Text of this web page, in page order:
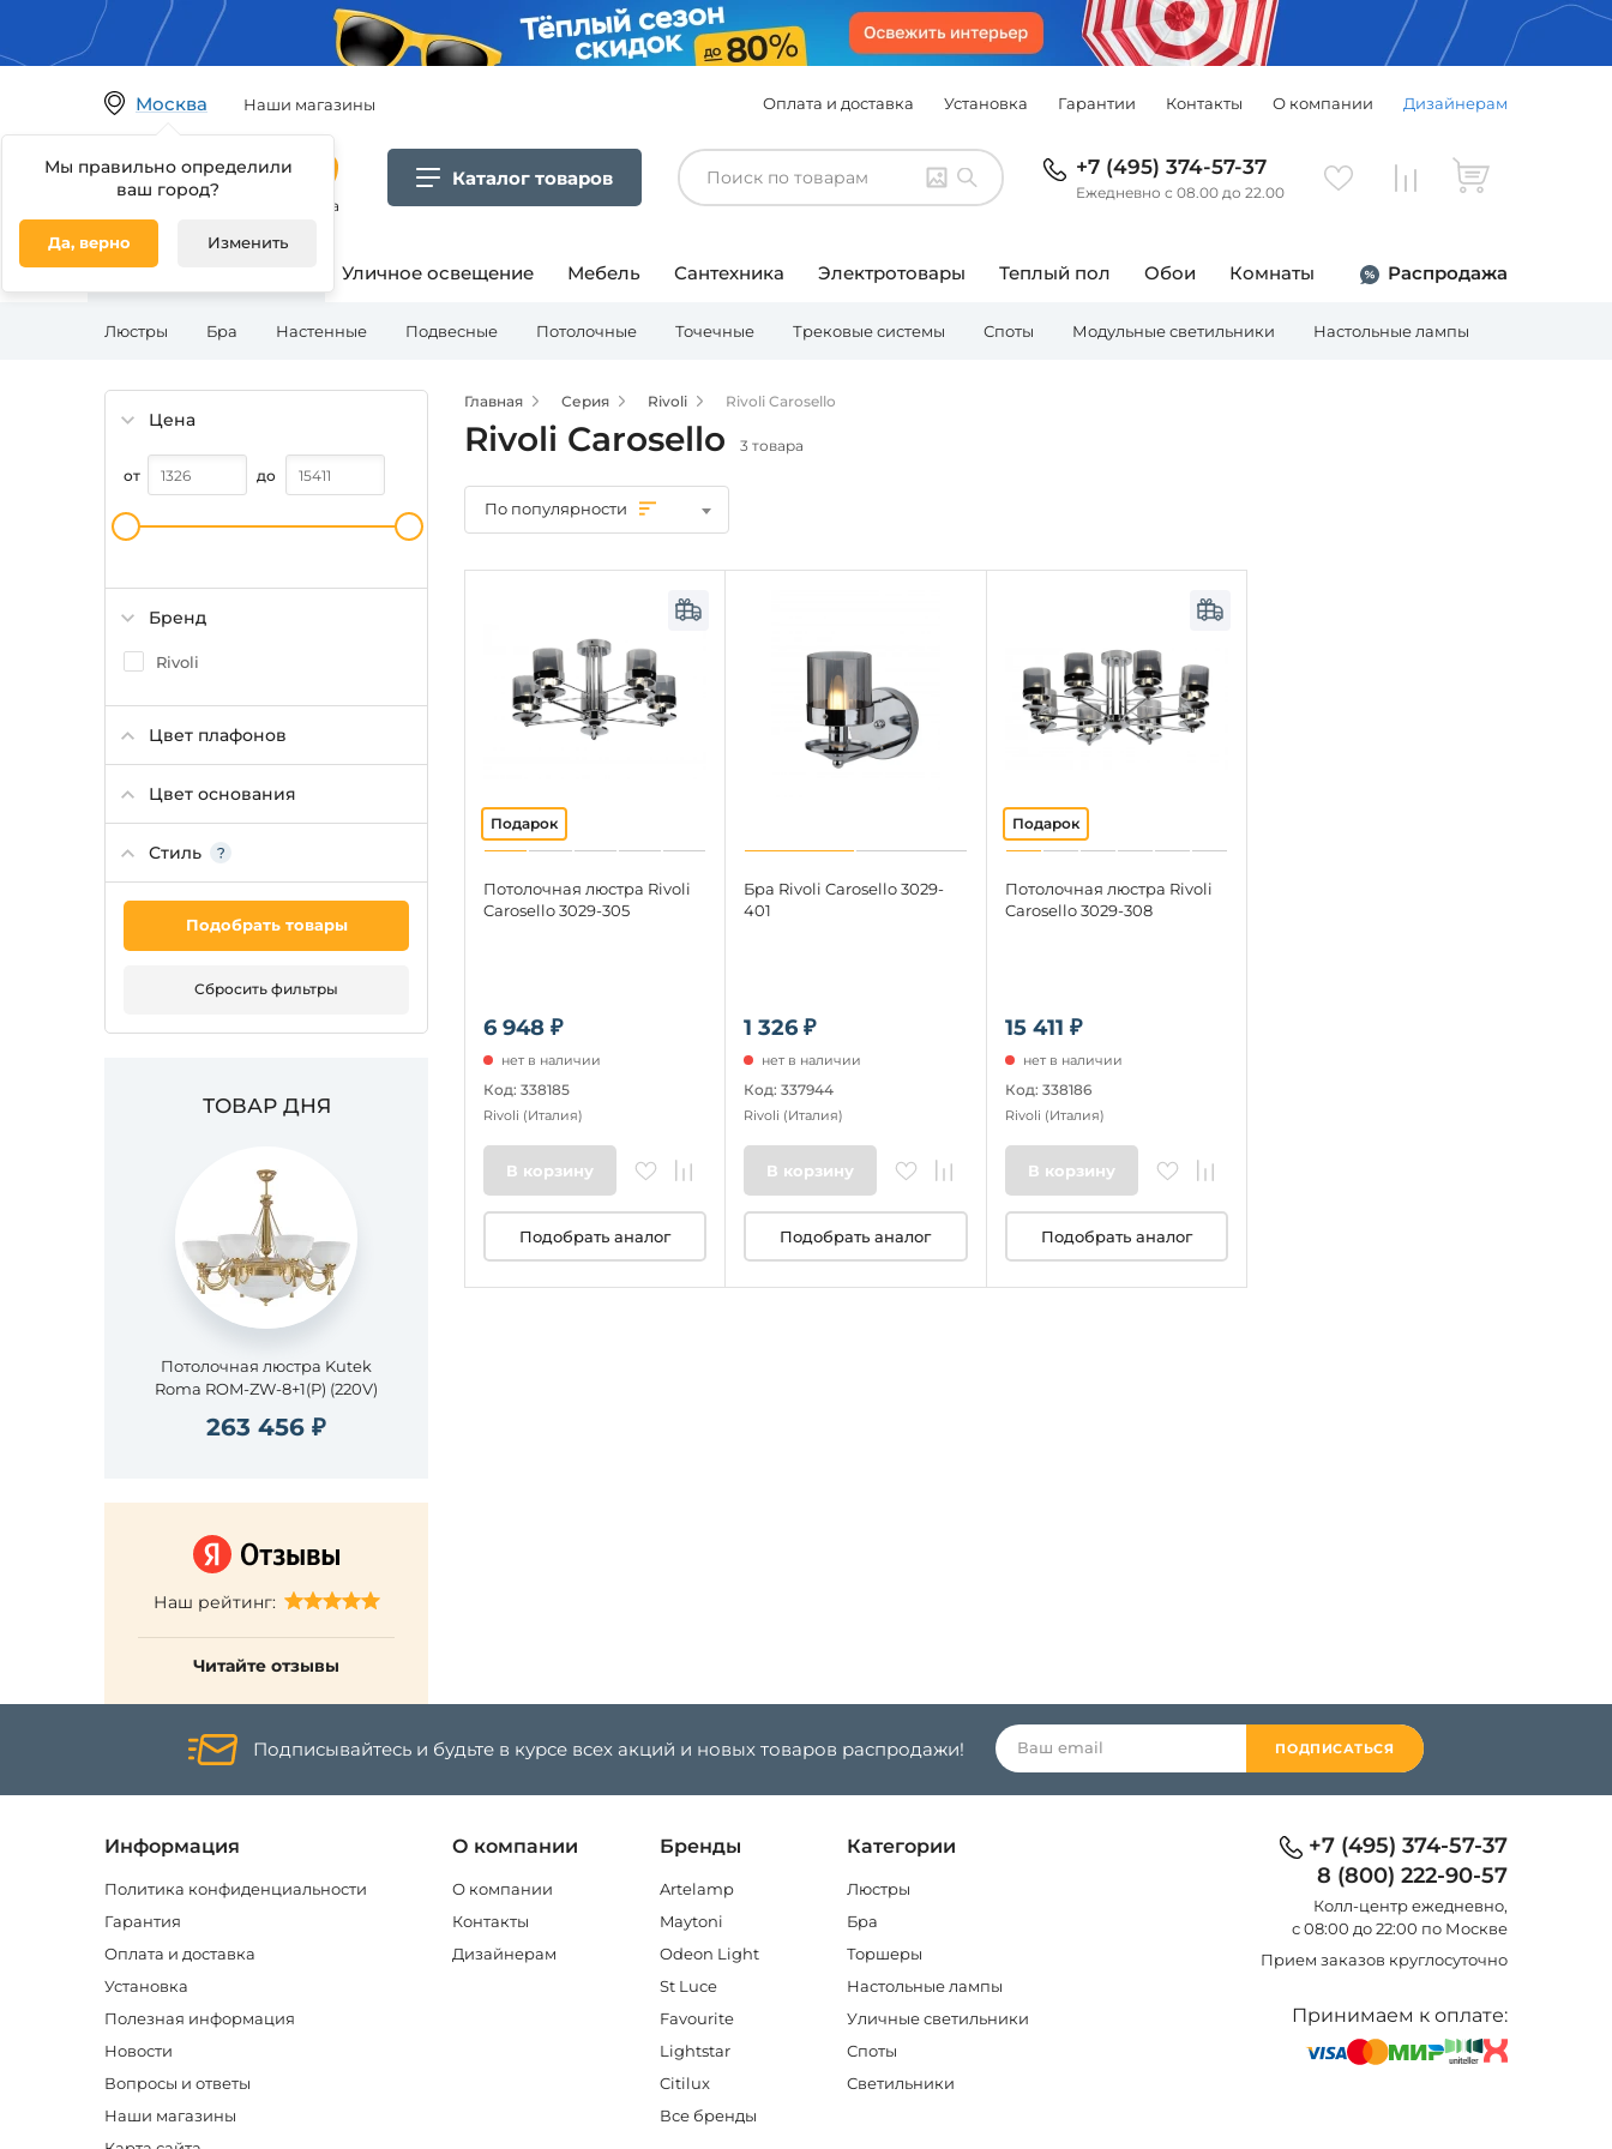
Москва
Мы правильно определили
ваш город?
Да, верно Изменить
Наши магазины Оплата и доставка Установка Гарантии Контакты О компании Дизайнерам
Гипермаркет товаров для дома
Каталог товаров +7 (495) 374-57-37
Ежедневно с 08.00 до 22.00
Освещение для дома Уличное освещение Мебель Сантехника Электротовары Теплый пол Обои Комнаты Распродажа
Люстры Бра Настенные Подвесные Потолочные Точечные Трековые системы Споты Модульные светильники Настольные лампы
Цена
от до
Бренд
Rivoli
Цвет плафонов
Цвет основания
Стиль
Подобрать товары
Сбросить фильтры
ТОВАР ДНЯ
Потолочная люстра Kutek
Roma ROM-ZW-8+1(P) (220V)
263 456 ₽
Наш рейтинг:
Читайте отзывы
Главная Серия Rivoli Rivoli Carosello
Rivoli Carosello 3 товара
По популярности
6 948 ₽
Потолочная люстра Rivoli
Carosello 3029-305
нет в наличии
Код: 338185
Rivoli (Италия)
В корзину
Подобрать аналог
1 326 ₽
Бра Rivoli Carosello 3029-
401
нет в наличии
Код: 337944
Rivoli (Италия)
В корзину
Подобрать аналог
15 411 ₽
Потолочная люстра Rivoli
Carosello 3029-308
нет в наличии
Код: 338186
Rivoli (Италия)
В корзину
Подобрать аналог
Подписывайтесь и будьте в курсе всех акций и новых товаров распродажи! ПОДПИСАТЬСЯ
Информация
Политика конфиденциальности
Гарантия
Оплата и доставка
Установка
Полезная информация
Новости
Вопросы и ответы
Наши магазины
О компании
О компании
Контакты
Дизайнерам
Бренды
Artelamp
Maytoni
Odeon Light
St Luce
Favourite
Lightstar
Citilux
Все бренды
Категории
Люстры
Бра
Торшеры
Настольные лампы
Уличные светильники
Споты
Светильники
+7 (495) 374-57-37
8 (800) 222-90-57
Колл-центр eжедневно,
с 08:00 до 22:00 по Москве
Прием заказов круглосуточно
Принимаем к оплате: